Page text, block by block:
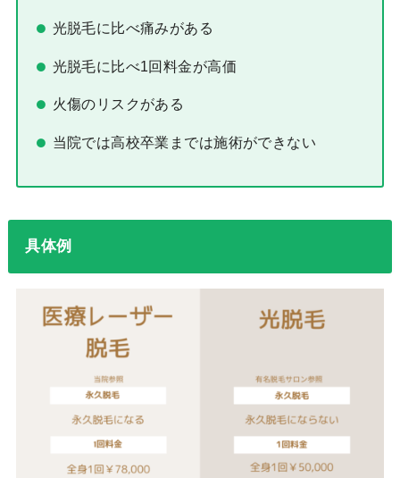
光脱毛に比べ痛みがある
光脱毛に比べ1回料金が高価
火傷のリスクがある
当院では高校卒業までは施術ができない
具体例